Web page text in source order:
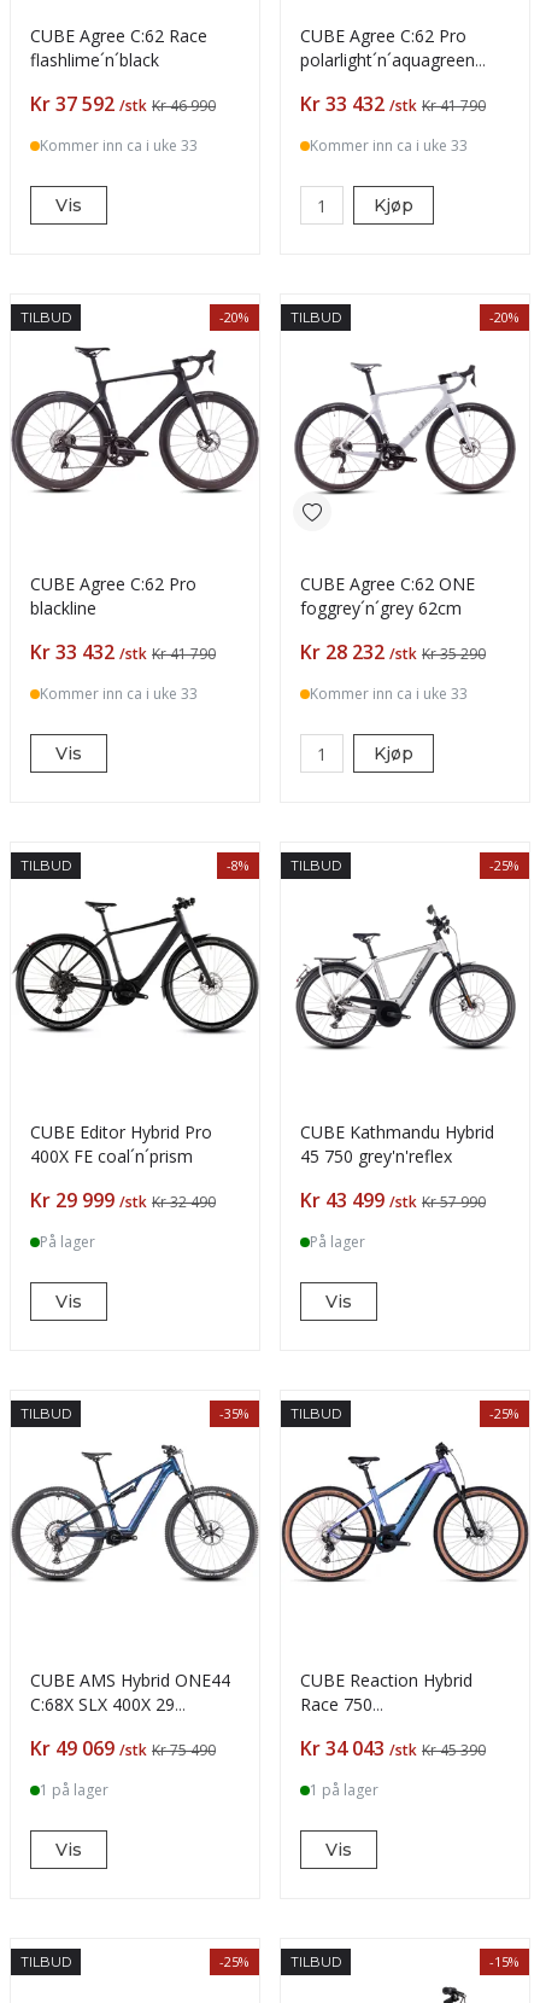
CUBE Agree C:62 Race
flashlime´n´black
Pris
Kr 37 592 /stk Kr 46 990
Kommer inn ca i uke 33
Vis
CUBE Agree C:62 Pro
polarlight´n´aquagreen
Pris
Kr 33 432 /stk Kr 41 790
Kommer inn ca i uke 33
Kjøp
TILBUD -20%
CUBE Agree C:62 Pro
blackline
Pris
Kr 33 432 /stk Kr 41 790
Kommer inn ca i uke 33
Vis
TILBUD -20%
CUBE Agree C:62 ONE
foggrey´n´grey 62cm
Pris
Kr 28 232 /stk Kr 35 290
Kommer inn ca i uke 33
Kjøp
TILBUD -8%
CUBE Editor Hybrid Pro
400X FE coal´n´prism
Pris
Kr 29 999 /stk Kr 32 490
På lager
Vis
TILBUD -25%
CUBE Kathmandu Hybrid
45 750 grey'n'reflex
Pris
Kr 43 499 /stk Kr 57 990
På lager
Vis
TILBUD -35%
CUBE AMS Hybrid ONE44
C:68X SLX 400X 29
Pris
Kr 49 069 /stk Kr 75 490
1 på lager
Vis
TILBUD -25%
CUBE Reaction Hybrid
Race 750
Pris
Kr 34 043 /stk Kr 45 390
1 på lager
Vis
TILBUD -25% TILBUD -15%